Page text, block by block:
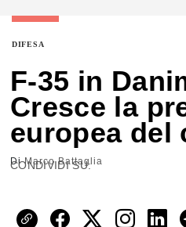
DIFESA
F-35 in
Cresce la
europea del
DiMarco Battaglia
CONDIVIDI SU: